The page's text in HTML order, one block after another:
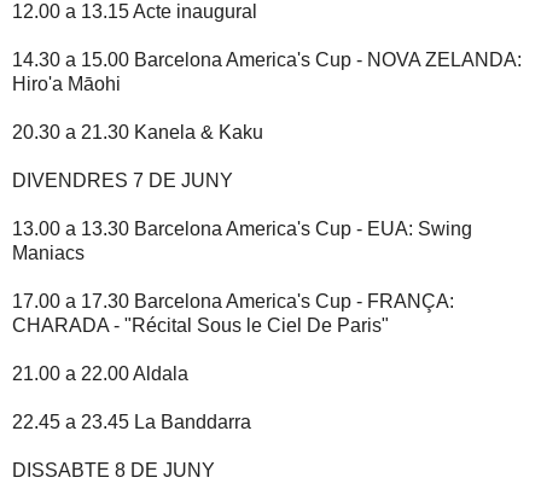
12.00 a 13.15 Acte inaugural
14.30 a 15.00 Barcelona America's Cup - NOVA ZELANDA:
Hiro'a Māohi
20.30 a 21.30 Kanela & Kaku
DIVENDRES 7 DE JUNY
13.00 a 13.30 Barcelona America's Cup - EUA: Swing
Maniacs
17.00 a 17.30 Barcelona America's Cup - FRANÇA:
CHARADA - "Récital Sous le Ciel De Paris"
21.00 a 22.00 Aldala
22.45 a 23.45 La Banddarra
DISSABTE 8 DE JUNY